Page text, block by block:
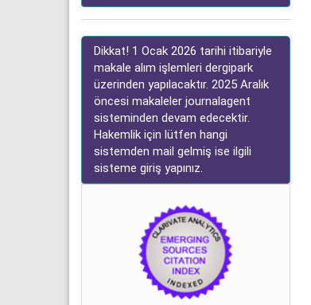
Dikkat! 1 Ocak 2026 tarihi itibariyle
makale alım işlemleri dergipark
üzerinden yapılacaktır. 2025 Aralık
öncesi makaleler journalagent
sisteminden devam edecektir.
Hakemlik için lütfen hangi
sistemden mail gelmiş ise ilgili
sisteme giriş yapınız.